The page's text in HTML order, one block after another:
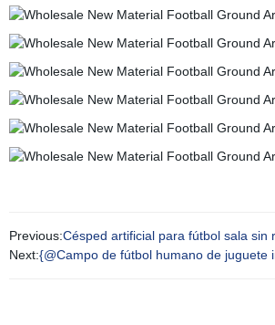
Previous:Césped artificial para fútbol sala sin
Next:{@Campo de fútbol humano de juguete